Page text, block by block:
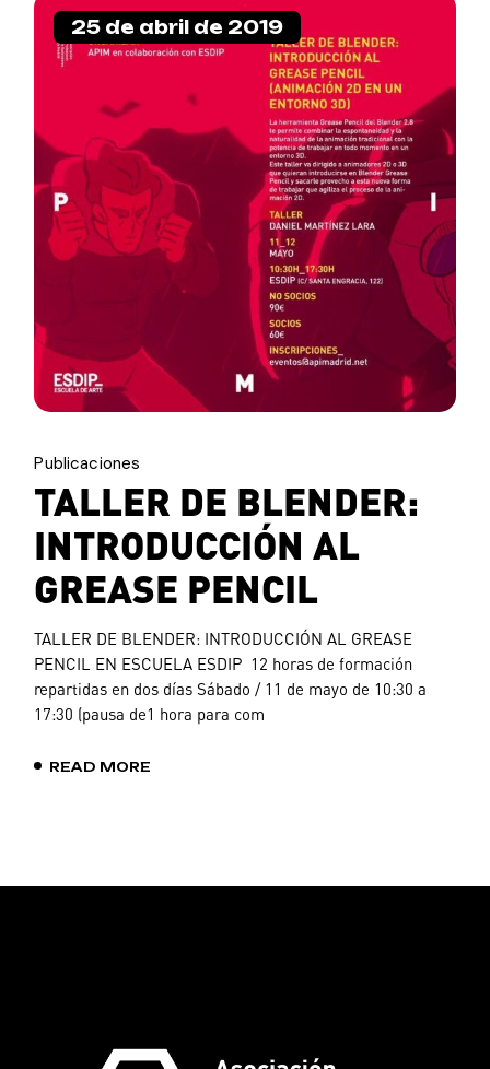
25 de abril de 2019
Publicaciones
TALLER DE BLENDER:
INTRODUCCIÓN AL
GREASE PENCIL
TALLER DE BLENDER: INTRODUCCIÓN AL GREASE
PENCIL EN ESCUELA ESDIP 12 horas de formación
repartidas en dos días Sábado / 11 de mayo de 10:30 a
17:30 (pausa de1 hora para com
READ MORE